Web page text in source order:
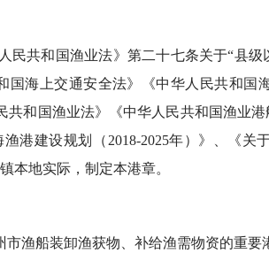
共和国渔业法》第二十七条关于“县级
海上交通安全法》《中华人民共和国
共和国渔业法》《中华人民共和国渔业
港建设规划（2018-2025年）》、《
本地实际，制定本港章。
船装卸渔获物、补给渔需物资的重要